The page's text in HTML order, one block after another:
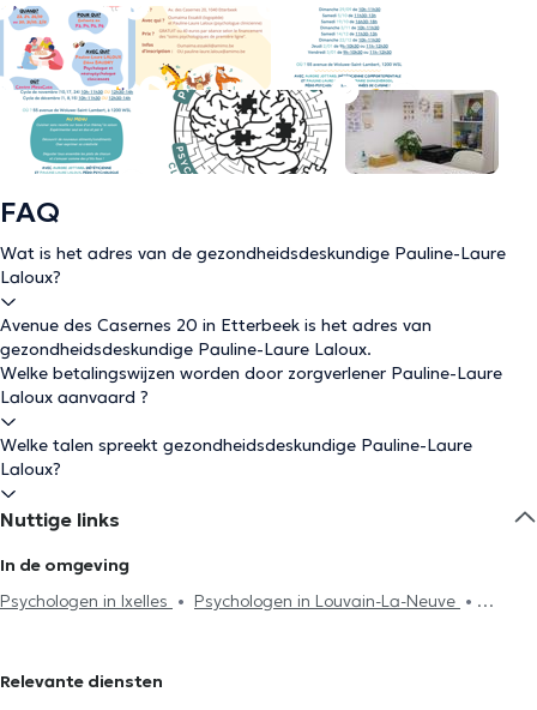
FAQ
Wat is het adres van de gezondheidsdeskundige Pauline-Laure
Laloux?
Avenue des Casernes 20 in Etterbeek is het adres van
gezondheidsdeskundige Pauline-Laure Laloux.
Welke betalingswijzen worden door zorgverlener Pauline-Laure
Laloux aanvaard ?
Welke talen spreekt gezondheidsdeskundige Pauline-Laure
Laloux?
Nuttige links
In de omgeving
Psychologen in Ixelles
Psychologen in Louvain-La-Neuve
in Woluwe-Saint-Pierre
Relevante diensten